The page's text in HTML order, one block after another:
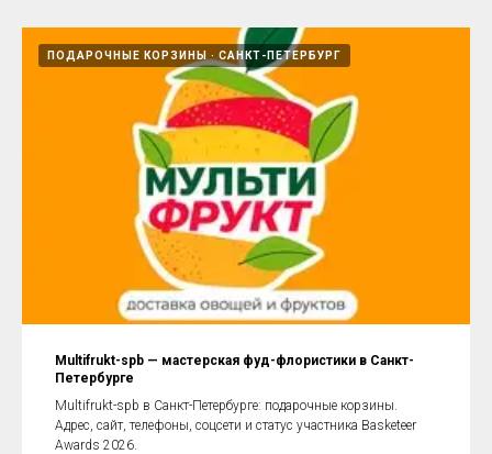
ПОДАРОЧНЫЕ КОРЗИНЫ САНКТ-ПЕТЕРБУРГ
Multifrukt-spb — мастерская фуд-флористики в Санкт-
Петербурге
Multifrukt-spb в Санкт-Петербурге: подарочные корзины.
Адрес, сайт, телефоны, соцсети и статус участника Basketeer
Awards 2026.